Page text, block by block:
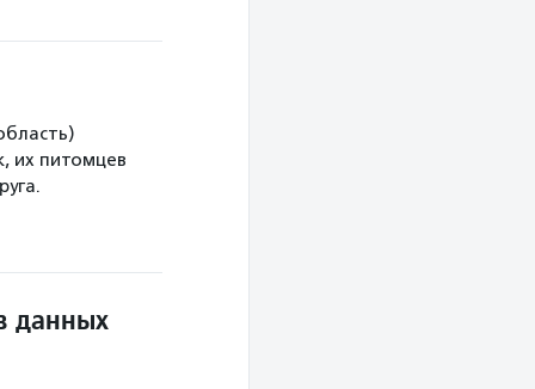
их питомцев
данных